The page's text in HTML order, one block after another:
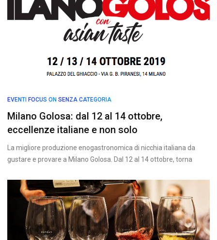
EVENTI FOCUS ON SENZA CATEGORIA
Milano Golosa: dal 12 al 14 ottobre,
eccellenze italiane e non solo
La migliore produzione enogastronomica di nicchia italiana da
gustare e provare a Milano Golosa. Dal 12 al 14 ottobre, torna